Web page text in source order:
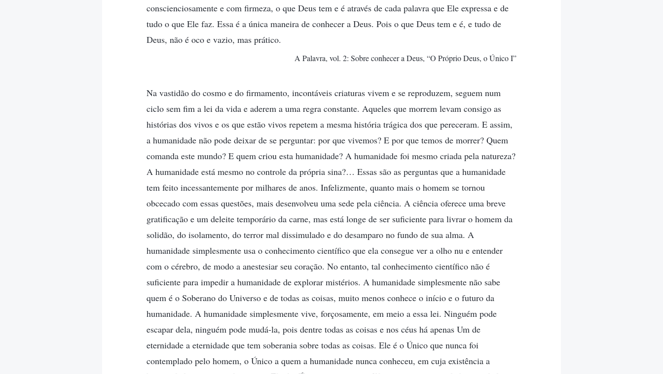
conscienciosamente e com firmeza, o que Deus tem e é através de cada palavra que Ele expressa e de
tudo o que Ele faz. Essa é a única maneira de conhecer a Deus. Pois o que Deus tem e é, e tudo de
Deus, não é oco e vazio, mas prático.
A Palavra, vol. 2: Sobre conhecer a Deus, “O Próprio Deus, o Único I”
Na vastidão do cosmo e do firmamento, incontáveis criaturas vivem e se reproduzem, seguem num
ciclo sem fim a lei da vida e aderem a uma regra constante. Aqueles que morrem levam consigo as
histórias dos vivos e os que estão vivos repetem a mesma história trágica dos que pereceram. E assim,
a humanidade não pode deixar de se perguntar: por que vivemos? E por que temos de morrer? Quem
comanda este mundo? E quem criou esta humanidade? A humanidade foi mesmo criada pela natureza?
A humanidade está mesmo no controle da própria sina?… Essas são as perguntas que a humanidade
tem feito incessantemente por milhares de anos. Infelizmente, quanto mais o homem se tornou
obcecado com essas questões, mais desenvolveu uma sede pela ciência. A ciência oferece uma breve
gratificação e um deleite temporário da carne, mas está longe de ser suficiente para livrar o homem da
solidão, do isolamento, do terror mal dissimulado e do desamparo no fundo de sua alma. A
humanidade simplesmente usa o conhecimento científico que ela consegue ver a olho nu e entender
com o cérebro, de modo a anestesiar seu coração. No entanto, tal conhecimento científico não é
suficiente para impedir a humanidade de explorar mistérios. A humanidade simplesmente não sabe
quem é o Soberano do Universo e de todas as coisas, muito menos conhece o início e o futuro da
humanidade. A humanidade simplesmente vive, forçosamente, em meio a essa lei. Ninguém pode
escapar dela, ninguém pode mudá-la, pois dentre todas as coisas e nos céus há apenas Um de
eternidade a eternidade que tem soberania sobre todas as coisas. Ele é o Único que nunca foi
contemplado pelo homem, o Único a quem a humanidade nunca conheceu, em cuja existência a